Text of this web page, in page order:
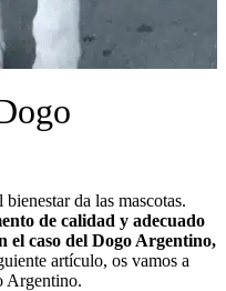
da las mascotas.
de calidad y adecuado
el caso del Dogo Argentino,
artículo, os vamos a
Argentino.